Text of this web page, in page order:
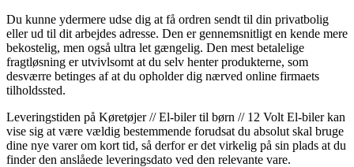
Du kunne ydermere udse dig at få ordren sendt til din privatbolig
eller ud til dit arbejdes adresse. Den er gennemsnitligt en kende mere
bekostelig, men også ultra let gængelig. Den mest betalelige
fragtløsning er utvivlsomt at du selv henter produkterne, som
desværre betinges af at du opholder dig nærved online firmaets
tilholdssted.
Leveringstiden på Køretøjer // El-biler til børn // 12 Volt El-biler kan
vise sig at være vældig bestemmende forudsat du absolut skal bruge
dine nye varer om kort tid, så derfor er det virkelig på sin plads at du
finder den anslåede leveringsdato ved den relevante vare.